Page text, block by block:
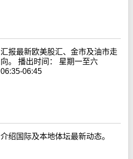
汇报最新欧美股汇、金市及油市走
向。 播出时间： 星期一至六
06:35-06:45
介绍国际及本地体坛最新动态。